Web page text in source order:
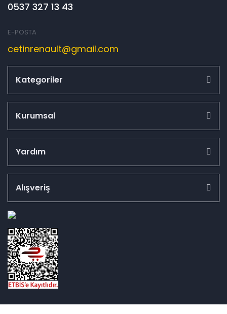
0537 327 13 43
E-POSTA
cetinrenault@gmail.com
Kategoriler
Kurumsal
Yardım
Alışveriş